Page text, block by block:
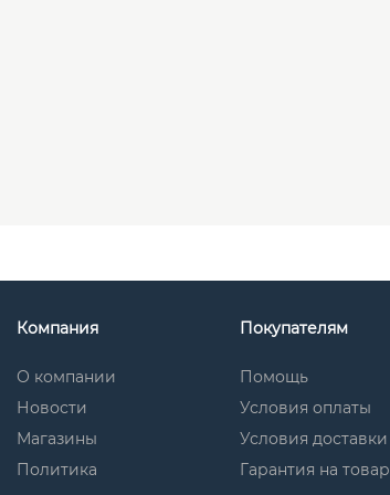
Компания
О компании
Новости
Магазины
Политика
Покупателям
Помощь
Условия оплаты
Условия доставки
Гарантия на товар